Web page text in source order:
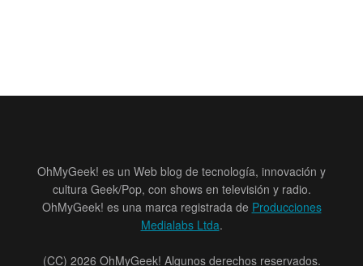
OhMyGeek! es un Web blog de tecnología, innovación y
cultura Geek/Pop, con shows en televisión y radio.
OhMyGeek! es una marca registrada de Producciones
Medialabs Ltda.
(CC) 2026 OhMyGeek! Algunos derechos reservados.